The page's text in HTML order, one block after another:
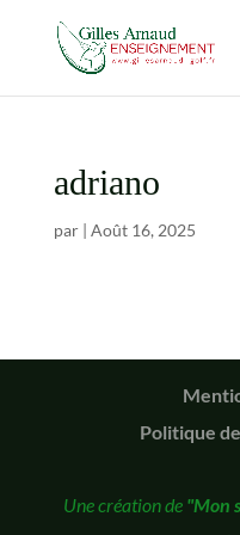
adriano
par | Août 16, 2025
Politique
Une création de "Mon